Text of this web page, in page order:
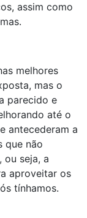
assim como
melhores
mas o
parecido e
até o
antecederam a
que não
ou seja, a
aproveitar os
tínhamos.